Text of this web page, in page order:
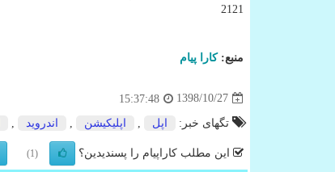
2121
منبع:كارا پیام
1398/10/27
15:37:48
تگهای خبر: اپل اپلیكیشن اندروید
این مطلب کاراپیام را پسندیدین؟ (1)